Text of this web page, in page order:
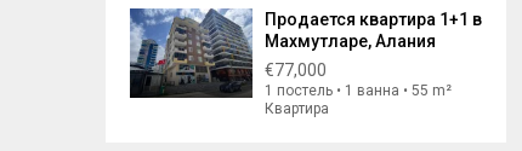
Продается квартира 1+1 в
Махмутларе, Алания
€77,000
1 постель • 1 ванна • 55 m²
Квартира